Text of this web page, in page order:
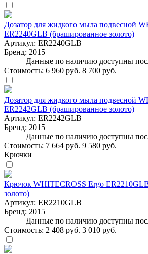
Дозатор для жидкого мыла подвесной
ER2240GLB (брашированное золото)
Артикул: ER2240GLB
Бренд: 2015
Данные по наличию доступны
Стоимость: 6 960 руб. 8 700 руб.
Дозатор для жидкого мыла подвесной
ER2242GLB (брашированное золото)
Артикул: ER2242GLB
Бренд: 2015
Данные по наличию доступны
Стоимость: 7 664 руб. 9 580 руб.
Крючки
Крючок WHITECROSS Ergo
золото)
Артикул: ER2210GLB
Бренд: 2015
Данные по наличию доступны
Стоимость: 2 408 руб. 3 010 руб.